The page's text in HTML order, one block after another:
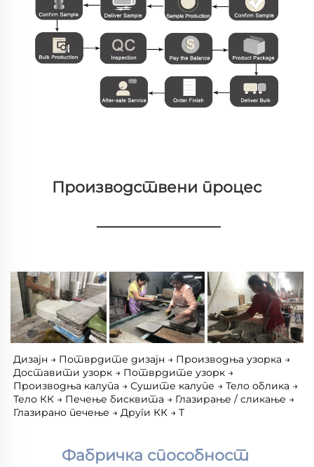
Производствени процес
________________
Дизајн → Потврдите дизајн → Производња узорка →
Доставити узорк → Потврдите узорк →
Производња калупа → Сушите калупе → Тело облика →
Тело КК → Печење бисквита → Глазирање / сликање →
Глазирано печење → Други КК → Т
Фабричка способност